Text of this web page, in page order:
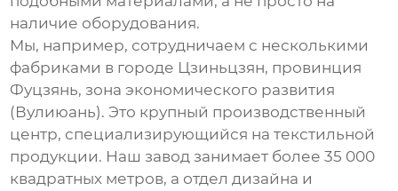
наличие оборудования.
Мы, например, сотрудничаем с несколькими
фабриками в городе Цзиньцзян, провинция
Фуцзянь, зона экономического развития
(Вулиюань). Это крупный производственный
центр, специализирующийся на текстильной
продукции. Наш завод занимает более 35 000
квадратных метров, а отдел дизайна и